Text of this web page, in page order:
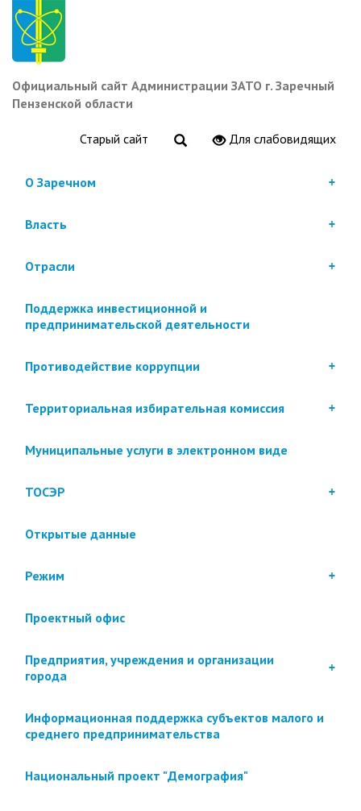
Перейти
основному
содержанию
Официальный сайт Администрации ЗАТО г. Заречный
Пензенской области
Старый сайт Для слабовидящих
О Заречном
Власть
Отрасли
Поддержка инвестиционной и
предпринимательской деятельности
Противодействие коррупции
Территориальная избирательная комиссия
Муниципальные услуги в электронном виде
ТОСЭР
Открытые данные
Режим
Проектный офис
Предприятия, учреждения и организации
города
Информационная поддержка субъектов малого и
среднего предпринимательства
Национальный проект "Демография"